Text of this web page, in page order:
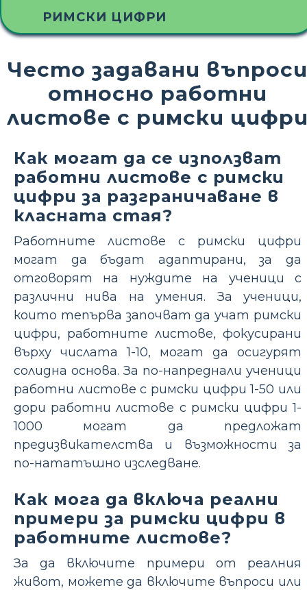
РИМСКИ ЦИФРИ
Често задавани въпроси
относно работни
листове с римски
Как могат да се използват
работни листове с римски
цифри за разграничаване в
класната стая?
Работните листове с римски цифри
могат да бъдат адаптирани, за да
отговорят на нуждите на ученици с
различни нива на умения. За ученици,
които тепърва започват да учат римски
цифри, работните листове, фокусирани
върху числата 1-10, могат да осигурят
солидна основа. За по-напреднали ученици
работни листове с римски цифри 1-50 или
дори работни листове с римски цифри 1-
1000 могат да предложат
предизвикателства и възможности за
по-нататъшно изследване.
Как мога да включа реални
примери за римски цифри в
работните листове?
За да включите примери от реалния
живот, можете да включите въпроси или